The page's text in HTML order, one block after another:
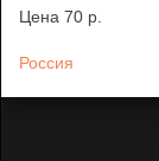
Цена 70 p.
Россия